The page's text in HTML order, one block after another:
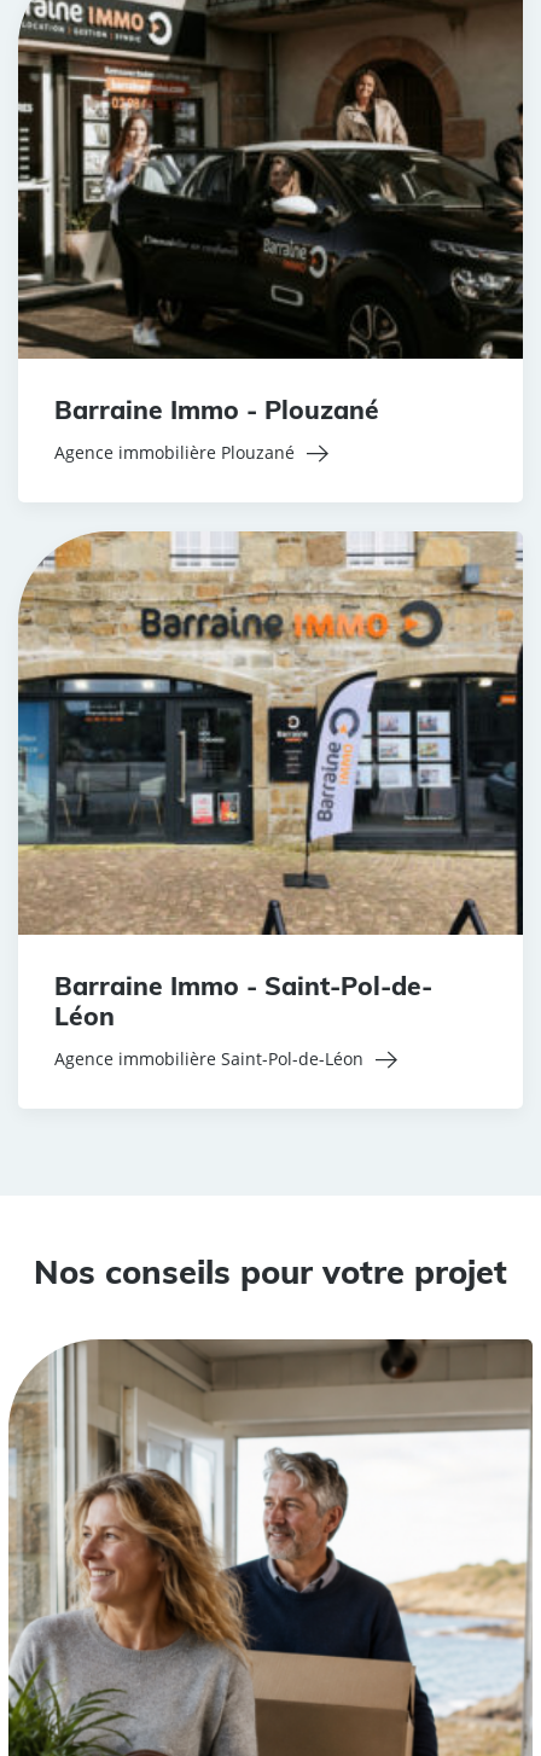
Barraine Immo - Plouzané
Agence immobilière Plouzané
Barraine Immo - Saint-Pol-de-
Léon
Agence immobilière Saint-Pol-de-Léon
Nos conseils pour votre projet